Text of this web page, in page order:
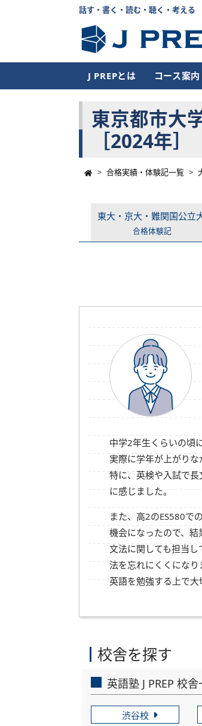
話す・書く・読む・聴く・考え
J PREPとは コース案内
東京都市大
［2024年］
> 合格実績・体験記一覧 >
東大・京大・難関国公立
合格体験記
中学2年生くらいの頃
実際に学年が上がりな
特に、英検や入試で
に感じました。
また、高2のES580で
機会になったので、結
文法に関しても担当
法を忘れにくくになり
英語を勉強する上で
校舎を探す
英語塾 J PREP 校
渋谷校